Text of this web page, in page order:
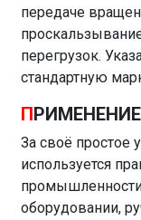
передаче
перегрузок.
стандартную
П
За своё простое
используется
оборудовании,